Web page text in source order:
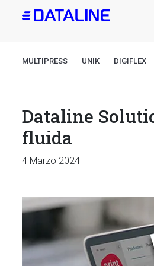
MULTIPRESS UNIK DIGIFLEX
Dataline
fluida
4 Marzo 2024